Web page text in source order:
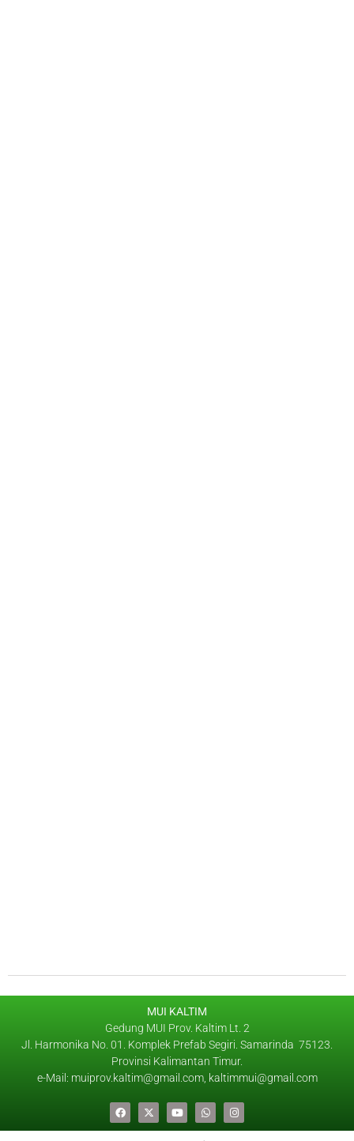
MUI KALTIM
Gedung MUI Prov. Kaltim Lt. 2
Jl. Harmonika No. 01. Komplek Prefab Segiri. Samarinda 75123.
Provinsi Kalimantan Timur.
e-Mail: muiprov.kaltim@gmail.com, kaltimmui@gmail.com